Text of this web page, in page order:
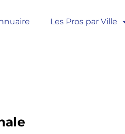
Les Pros par Ville